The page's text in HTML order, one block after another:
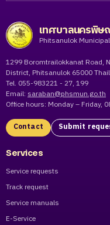
เทศบาลนครพิษ
Phitsanulok
1299 Boromtrailokkanat Road,
District, Phitsanulok 65000
Tel. 055-983221 - 27, 199
Email: saraban@phsmun.go.th
Office hours: Monday – Friday,
Contact Submit
Services
Service requests
Track request
Service manuals
E-Service